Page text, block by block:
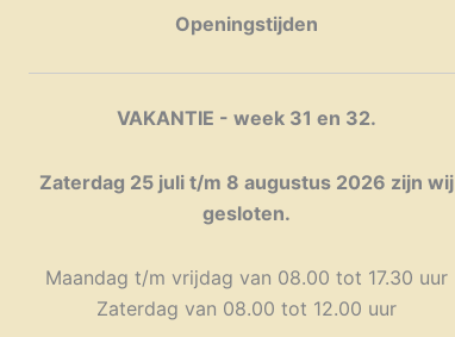
Openingstijden
VAKANTIE - week 31 en 32.
Zaterdag 25 juli t/m 8 augustus 2026 zijn wij
gesloten.
Maandag t/m vrijdag van 08.00 tot 17.30 uur
Zaterdag van 08.00 tot 12.00 uur